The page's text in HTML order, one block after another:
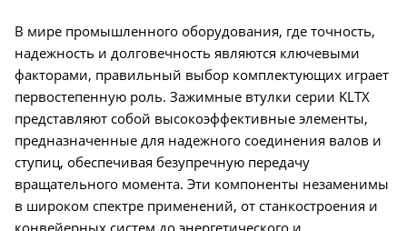
В мире промышленного оборудования, где точность,
надежность и долговечность являются ключевыми
факторами, правильный выбор комплектующих играет
первостепенную роль. Зажимные втулки серии KLTX
представляют собой высокоэффективные элементы,
предназначенные для надежного соединения валов и
ступиц, обеспечивая безупречную передачу
вращательного момента. Эти компоненты незаменимы
в широком спектре применений, от станкостроения и
конвейерных систем до энергетического и